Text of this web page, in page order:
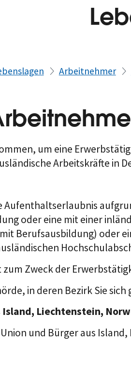
Arbeitnehmer
um eine
Arbeitskräfte in
Aufenthaltserlaubnis
oder eine mit einer
Berufsausbildung) oder
Zweck der
in deren Bezirk Sie
Liechtenstein,
und Bürger aus